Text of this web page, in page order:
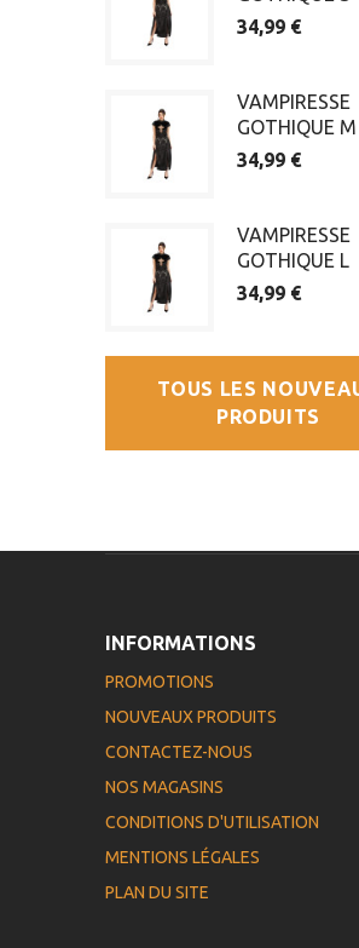
34,99 €
VAMPIRESSE
GOTHIQUE M
34,99 €
VAMPIRESSE
GOTHIQUE L
34,99 €
TOUS LES
PRODUITS
INFORMATIONS
PROMOTIONS
NOUVEAUX PRODUITS
CONTACTEZ-NOUS
NOS MAGASINS
CONDITIONS D'UTILISATION
MENTIONS LÉGALES
PLAN DU SITE